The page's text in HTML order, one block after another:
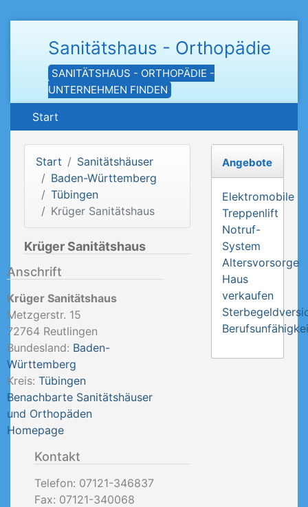
Sanitätshaus - Orthopädie
SANITÄTSHAUS - ORTHOPÄDIE -
UNTERNEHMEN FINDEN
Start
Start
Sanitätshäuser
Baden-Württemberg
Tübingen
Krüger Sanitätshaus
Krüger Sanitätshaus
Anschrift
Krüger Sanitätshaus
Metzgerstr. 15
72764 Reutlingen
Bundesland: Baden-
Württemberg
Kreis: Tübingen
Benachbarte Sanitätshäuser
und Orthopäden
Homepage
Kontakt
Telefon: 07121-346837
Fax: 07121-340068
Angebote
Elektromobile
Treppenlift
Notruf-
System
Altersvorsorge
Haus
verkaufen